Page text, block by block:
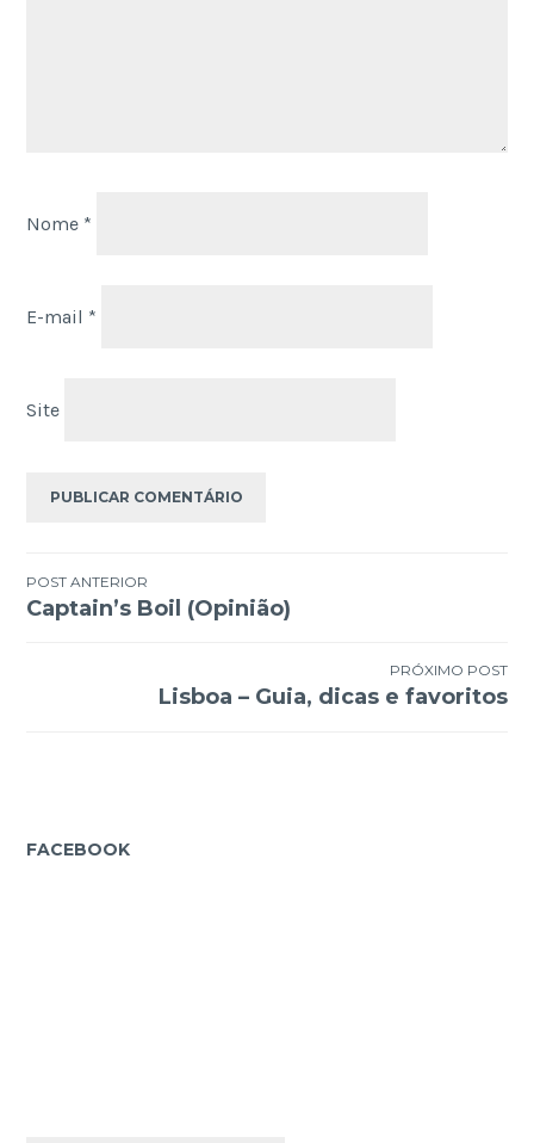
Nome *
E-mail *
Site
Navegação
de
POST ANTERIOR
Captain’s Boil (Opinião)
PRÓXIMO POST
Lisboa – Guia, dicas e favoritos
FACEBOOK